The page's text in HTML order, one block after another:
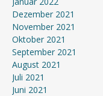
Dezember 2021
November 2021
Oktober 2021
September 2021
August 2021
Juli 2021
Juni 2021